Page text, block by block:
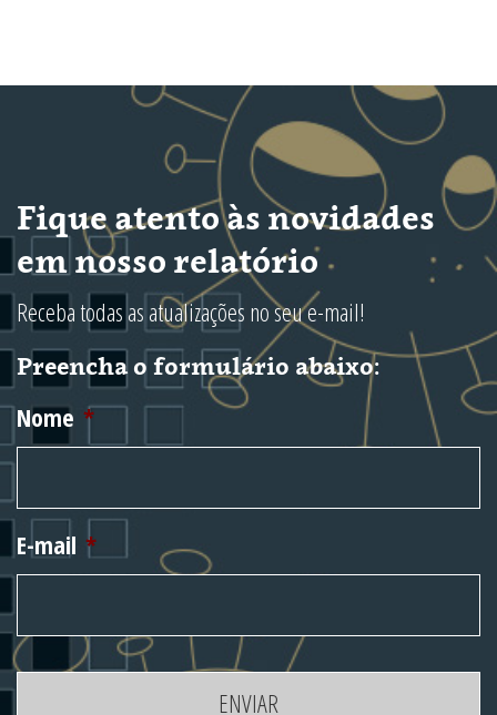
Fique atento às novidades
em nosso relatório
Receba todas as atualizações no seu e-mail!
Preencha o formulário abaixo:
Nome *
E-mail *